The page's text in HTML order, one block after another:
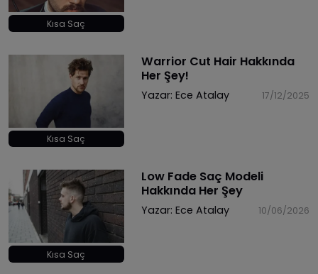
Kısa Saç
Kısa Saç
Warrior Cut Hair Hakkında
Her Şey!
Yazar: Ece Atalay 17/12/2025
Kısa Saç
Low Fade Saç Modeli
Hakkında Her Şey
Yazar: Ece Atalay 10/06/2026